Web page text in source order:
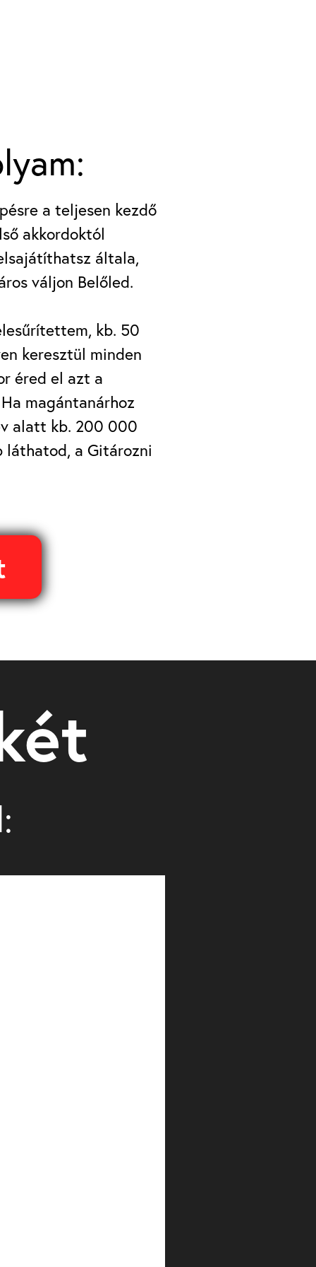
a teljesen kezdő
akkordoktól
általa,
váljon Belőled.
kb. 50
keresztül minden
éred el azt a
magántanárhoz
alatt kb. 200 000
a Gitározni